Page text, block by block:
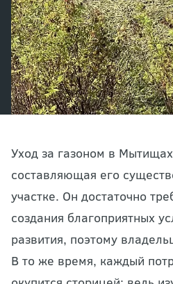
Уход за газоном в
составляющая его
участке. Он достаточно
создания благоприятных
развития, поэтому
В то же время, каждый